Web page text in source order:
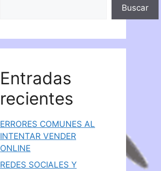
Buscar
Entradas
recientes
ERRORES COMUNES AL
INTENTAR VENDER
ONLINE
REDES SOCIALES Y